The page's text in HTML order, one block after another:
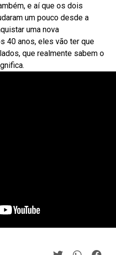
e aí que os dois
um pouco desde a
uma nova
40 anos, eles vão ter que
que realmente sabem o